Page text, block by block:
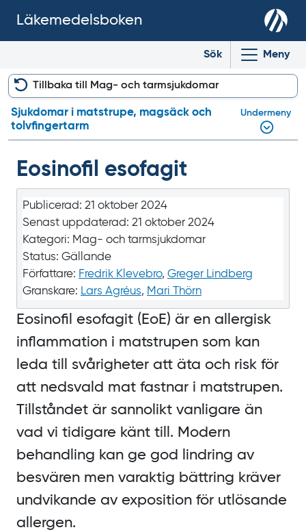
Läkemedelsboken
Sök Meny
Eosinofil esofagit
Publicerad: 21 oktober 2024
Senast uppdaterad: 21 oktober 2024
Kategori: Mag- och tarmsjukdomar
Status: Gällande
Författare: Fredrik Klevebro, Greger Lindberg
Granskare: Lars Agréus, Mari Thörn
Eosinofil esofagit (EoE) är en allergisk
inflammation i matstrupen som kan
leda till svårigheter att äta och risk för
att nedsvald mat fastnar i matstrupen.
Tillståndet är sannolikt vanligare än
vad vi tidigare känt till. Modern
behandling kan ge god lindring av
besvären men varaktig bättring kräver
undvikande av exposition för utlösande
allergen.
Tillbaka till Mag- och tarmsjukdomar
Sjukdomar i matstrupe, magsäck och
tolvfingertarm
Undermeny